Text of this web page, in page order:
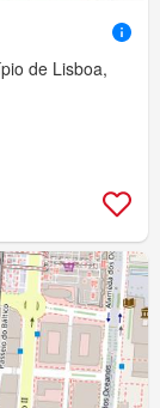
de Lisboa,